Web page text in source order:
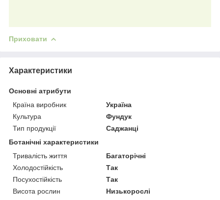
Приховати
Характеристики
Основні атрибути
Країна виробник
Україна
Культура
Фундук
Тип продукції
Саджанці
Ботанічні характеристики
Тривалість життя
Багаторічні
Холодостійкість
Так
Посухостійкість
Так
Висота рослин
Низькорослі